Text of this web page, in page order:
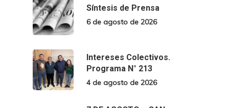
Síntesis de Prensa
6 de agosto de 2026
Intereses Colectivos.
Programa N° 213
4 de agosto de 2026